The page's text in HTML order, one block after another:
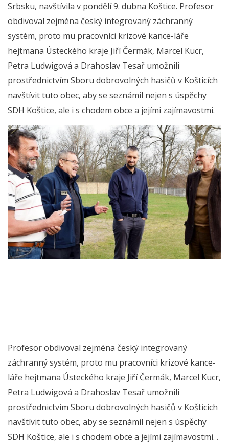
Srbsku, navštívila v pondělí 9. dubna Koštice. Profesor
obdivoval zejména český integrovaný záchranný
systém, proto mu pracovníci krizové kance-láře
hejtmana Ústeckého kraje Jiří Čermák, Marcel Kucr,
Petra Ludwigová a Drahoslav Tesař umožnili
prostřednictvím Sboru dobrovolných hasičů v Košticích
navštívit tuto obec, aby se seznámil nejen s úspěchy
SDH Koštice, ale i s chodem obce a jejími zajímavostmi.
Profesor obdivoval zejména český integrovaný
záchranný systém, proto mu pracovníci krizové kance-
láře hejtmana Ústeckého kraje Jiří Čermák, Marcel Kucr,
Petra Ludwigová a Drahoslav Tesař umožnili
prostřednictvím Sboru dobrovolných hasičů v Košticích
navštívit tuto obec, aby se seznámil nejen s úspěchy
SDH Koštice, ale i s chodem obce a jejími zajímavostmi. .